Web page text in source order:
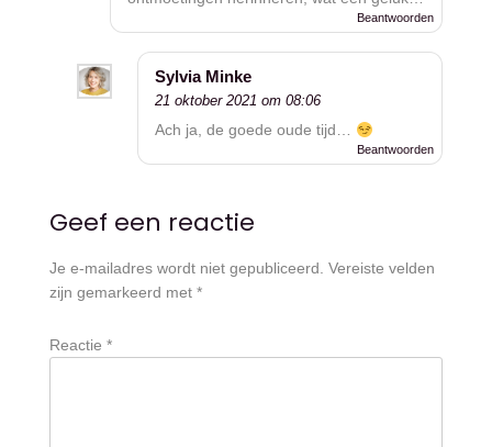
Beantwoorden
Sylvia Minke
21 oktober 2021 om 08:06
Ach ja, de goede oude tijd…
Beantwoorden
Geef een reactie
Je e-mailadres wordt niet gepubliceerd. Vereiste velden
zijn gemarkeerd met *
Reactie *